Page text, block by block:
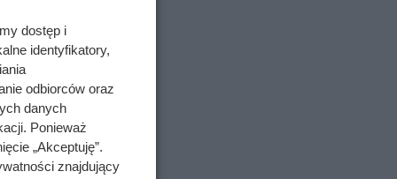
dostęp i
identyfikatory,
odbiorców oraz
danych
Ponieważ
„Akceptuję”.
znajdujący